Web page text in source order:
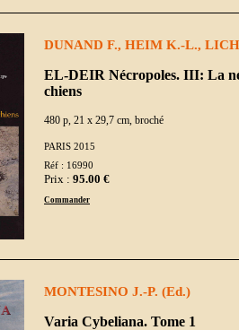
DUNAND F., HEIM K.-L.,
EL-DEIR Nécropoles. III: La
chiens
480 p, 21 x 29,7 cm, broché
PARIS 2015
Réf : 16990
Prix : 95.00 €
Commander
MONTESINO J.-P. (Ed.)
Varia Cybeliana. Tome 1